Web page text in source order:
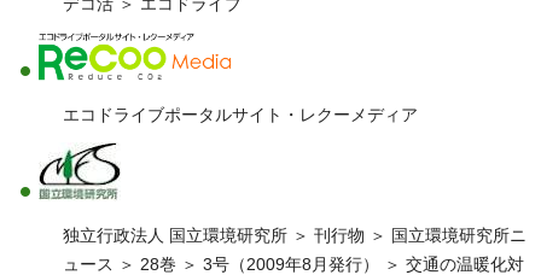
デコ活 ＞ エコドライブ
エコドライブポータルサイト・レクーメディア
独立行政法人 国立環境研究所 ＞ 刊行物 ＞ 国立環境研究所ニ
ュース ＞ 28巻 ＞ 3号（2009年8月発行） ＞ 交通の温暖化対